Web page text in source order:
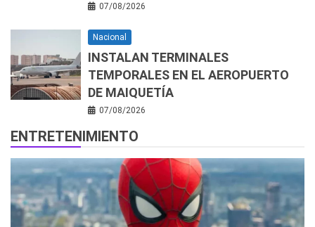
07/08/2026
Nacional
INSTALAN TERMINALES
TEMPORALES EN EL AEROPUERTO
DE MAIQUETÍA
07/08/2026
ENTRETENIMIENTO